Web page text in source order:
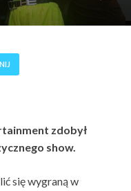
zdobył
show.
się wygraną w